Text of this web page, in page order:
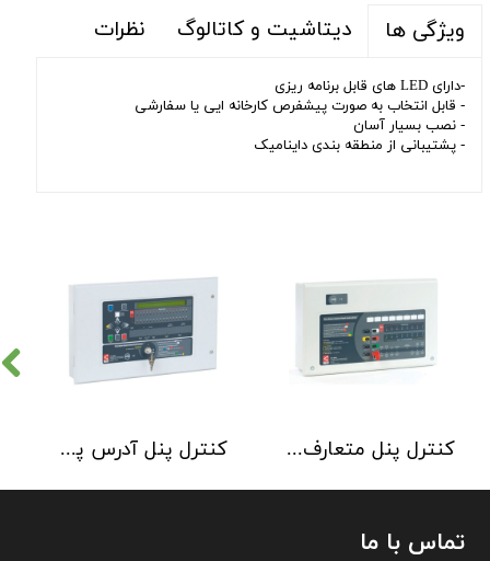
ویژگی ها دیتاشیت و کاتالوگ نظرات
-دارای LED های قابل برنامه ریزی
- قابل انتخاب به صورت پیشفرص کارخانه ایی یا سفارشی
- نصب بسیار آسان
- پشتیبانی از منطقه بندی داینامیک
کنترل پنل آدرس پذیر C-TEC سری XFP دو لوپ 32 زون کنترل پنل متعارف C-TEC سری CFP 8 Zone
تماس با ما